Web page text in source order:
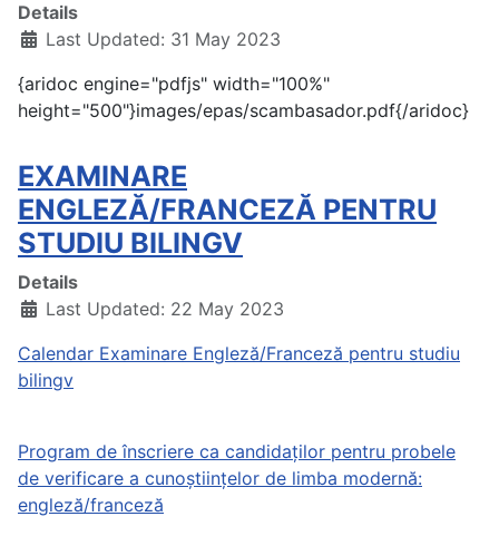
Details
Last Updated: 31 May 2023
{aridoc engine="pdfjs" width="100%"
height="500"}images/epas/scambasador.pdf{/aridoc}
EXAMINARE
ENGLEZĂ/FRANCEZĂ PENTRU
STUDIU BILINGV
Details
Last Updated: 22 May 2023
Calendar Examinare Engleză/Franceză pentru studiu
bilingv
Program de înscriere ca candidaților pentru probele
de verificare a cunoștiințelor de limba modernă:
engleză/franceză